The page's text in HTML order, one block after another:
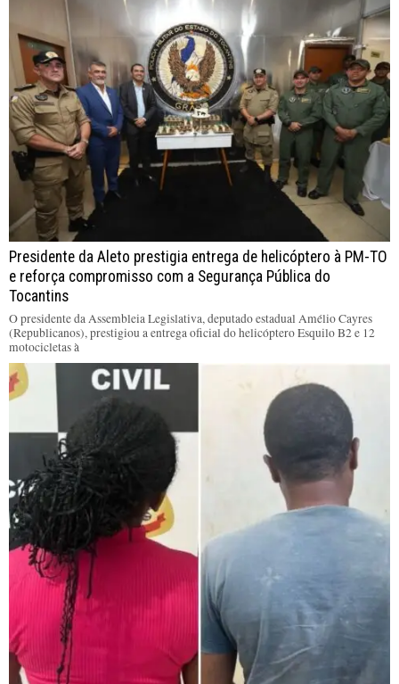
Presidente da Aleto prestigia entrega de helicóptero à PM-TO
e reforça compromisso com a Segurança Pública do
Tocantins
O presidente da Assembleia Legislativa, deputado estadual Amélio Cayres
(Republicanos), prestigiou a entrega oficial do helicóptero Esquilo B2 e 12
motocicletas à